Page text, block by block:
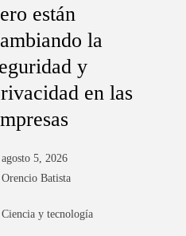
están
la
y
en las
agosto 5, 2026
Orencio Batista
Ciencia y tecnología